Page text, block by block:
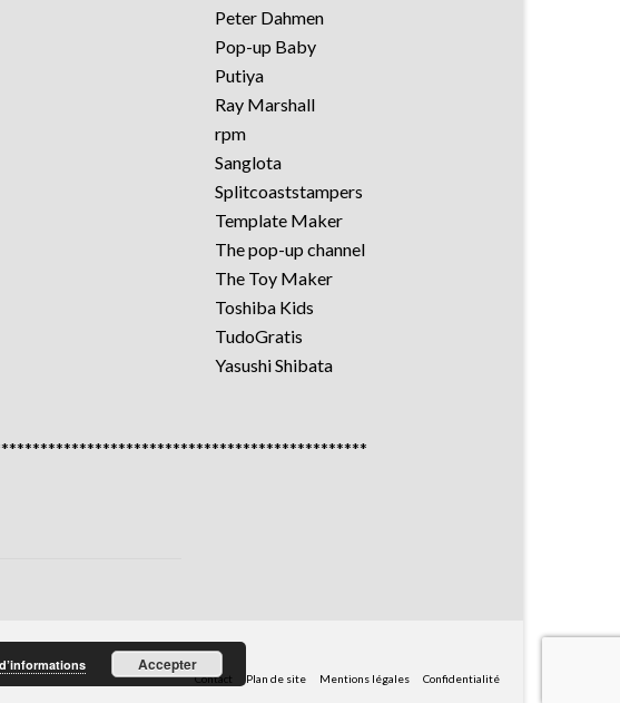
Peter Dahmen
Pop-up Baby
Putiya
Ray Marshall
rpm
Sanglota
Splitcoaststampers
Template Maker
The pop-up channel
The Toy Maker
Toshiba Kids
TudoGratis
Yasushi Shibata
Contact Plan de site Mentions légales Confidentialité
Accepter